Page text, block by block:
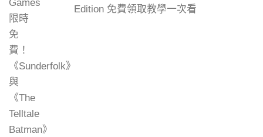
Edition 免費領取教學一次看